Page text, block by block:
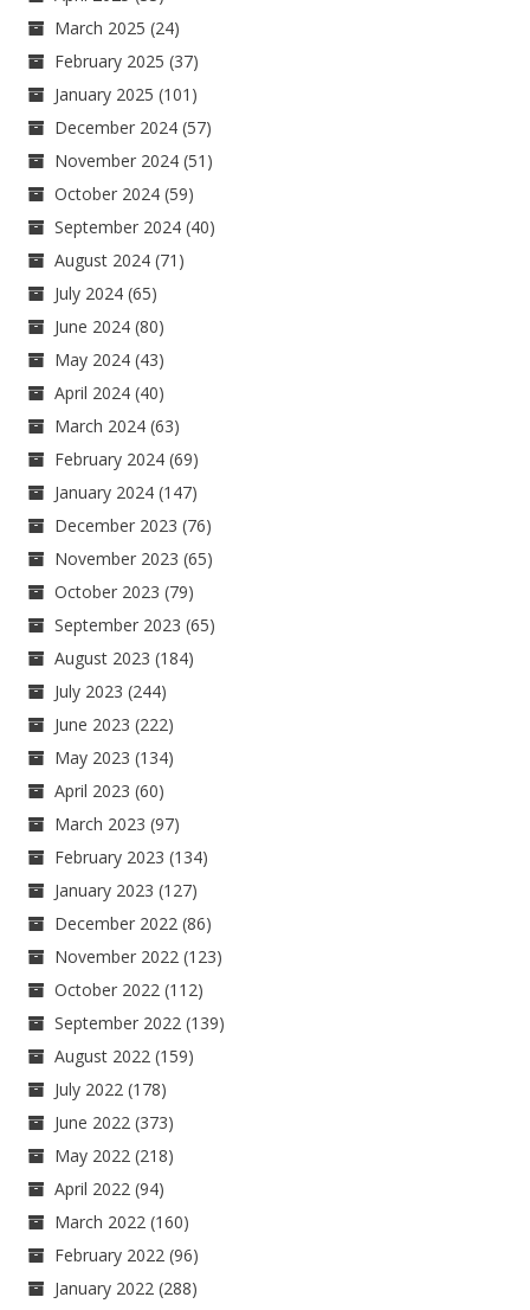
March 2025 (24)
February 2025 (37)
January 2025 (101)
December 2024 (57)
November 2024 (51)
October 2024 (59)
September 2024 (40)
August 2024 (71)
July 2024 (65)
June 2024 (80)
May 2024 (43)
April 2024 (40)
March 2024 (63)
February 2024 (69)
January 2024 (147)
December 2023 (76)
November 2023 (65)
October 2023 (79)
September 2023 (65)
August 2023 (184)
July 2023 (244)
June 2023 (222)
May 2023 (134)
April 2023 (60)
March 2023 (97)
February 2023 (134)
January 2023 (127)
December 2022 (86)
November 2022 (123)
October 2022 (112)
September 2022 (139)
August 2022 (159)
July 2022 (178)
June 2022 (373)
May 2022 (218)
April 2022 (94)
March 2022 (160)
February 2022 (96)
January 2022 (288)